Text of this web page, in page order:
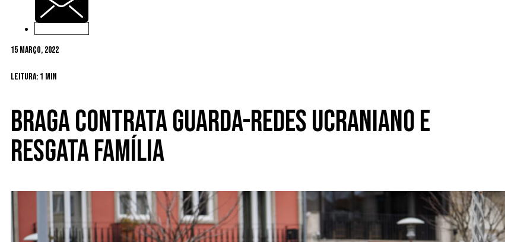
15 Março, 2022
Leitura: 1 min
Braga contrata guarda-redes ucraniano e
resgata família